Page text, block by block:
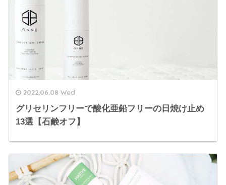
2022.06.08 Wed
グリセリンフリーで酸化亜鉛フリーの日焼け止め
13選【石鹸オフ】